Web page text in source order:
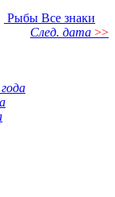
Рыбы Все знаки
След. дата >>